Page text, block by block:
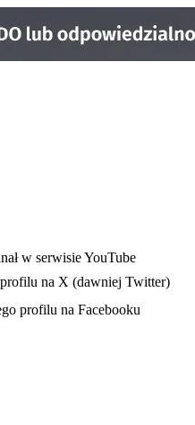
karcie
w serwisie YouTube
profilu na X (dawniej Twitter)
karcie
profilu na Facebooku